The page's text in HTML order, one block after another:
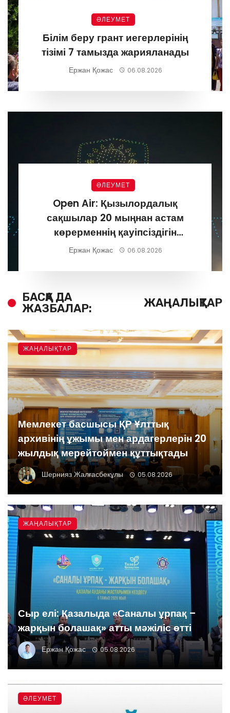
ӘЛЕУМЕТ
Білім беру грант иегерлерінің
тізімі 7 тамызда жарияланады
Ержан Қожас 06.08.2026
ӘЛЕУМЕТ
Open Air: Қызылордалық
сақшылар 20 мыңнан астам
көрерменнің қауіпсіздігін
қамтамасыз етті
Ержан Қожас 06.08.2026
БАСҚА ДА
ЖАЗБАЛАР:
ЖАҢАЛЫҚТАР
Мемлекет басшысы ҚР Ұлттық
архивінің ұжымы мен ардагерлерін 20
жылдық мерейтоймен құттықтады
Шернияз Жалғасбекұлы 05.08.2026
ЖАҢАЛЫҚТАР
Сыр елі: Қазалыда «Саналы ұрпақ –
жарқын болашақ» атты мәжіліс өтті
Ержан Қожас 05.08.2026
ЖАҢАЛЫҚТАР
ӘЛЕУМЕТ